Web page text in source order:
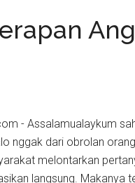
- Assalamualaykum
nggak dari obrolan
melontarkan
langsung. Makanya